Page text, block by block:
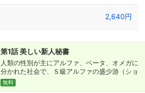
2,640円
第1話 美しい新人秘書
人類の性別が主にアルファ、ベータ、オメガに
分かれた社会で、Ｓ級アルファの盛少游（ショ
ン・シャオヨウ）は数多くのオメガと交際して
きた。盛少游のライバルである沈文琅（シェ
無料